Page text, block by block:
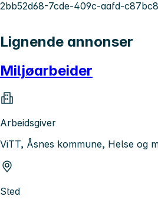
2bb52d68-7cde-409c-aafd-
Lignende annonser
Miljøarbeider
Arbeidsgiver
ViTT, Åsnes kommune, Helse og
Sted